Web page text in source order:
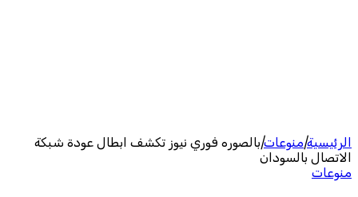
الرئيسية|منوعات|بالصوره فوري نيوز تكشف ابطال عودة شبكة
الاتصال بالسودان
منوعات